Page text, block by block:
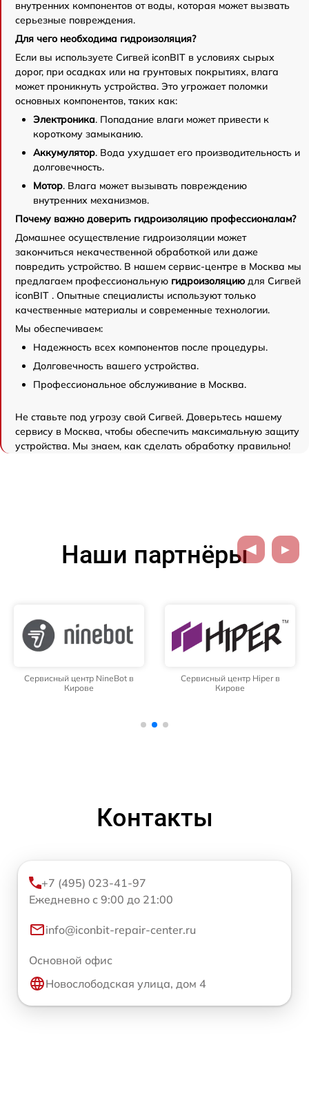
внутренних компонентов от воды, которая может вызвать
серьезные повреждения.
Для чего необходима гидроизоляция?
Если вы используете Сигвей iconBIT в условиях сырых
дорог, при осадках или на грунтовых покрытиях, влага
может проникнуть устройства. Это угрожает поломки
основных компонентов, таких как:
Электроника. Попадание влаги может привести к
короткому замыканию.
Аккумулятор. Вода ухудшает его производительность и
долговечность.
Мотор. Влага может вызывать повреждению
внутренних механизмов.
Почему важно доверить гидроизоляцию профессионалам?
Домашнее осуществление гидроизоляции может
закончиться некачественной обработкой или даже
повредить устройство. В нашем сервис-центре в Москва мы
предлагаем профессиональную гидроизоляцию для Сигвей
iconBIT . Опытные специалисты используют только
качественные материалы и современные технологии.
Мы обеспечиваем:
Надежность всех компонентов после процедуры.
Долговечность вашего устройства.
Профессиональное обслуживание в Москва.
Не ставьте под угрозу свой Сигвей. Доверьтесь нашему
сервису в Москва, чтобы обеспечить максимальную защиту
устройства. Мы знаем, как сделать обработку правильно!
Наши партнёры
Сервисный центр NineBot в
Кирове
Сервисный центр Hiper в
Кирове
Контакты
+7 (495) 023-41-97
Ежедневно с 9:00 до 21:00
info@iconbit-repair-center.ru
Основной офис
Новослободская улица, дом 4